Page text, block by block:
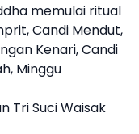
memulai ritual
Candi Mendut,
Kenari,Candi
Minggu
Tri SuciWaisak